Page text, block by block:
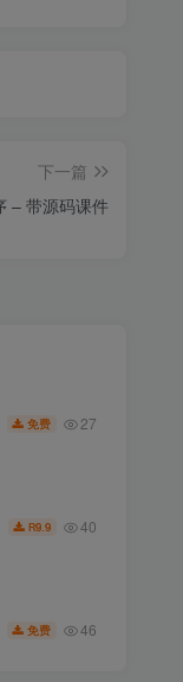
下一篇
– 带源码课件
免费 27
R9.9 40
免费 46